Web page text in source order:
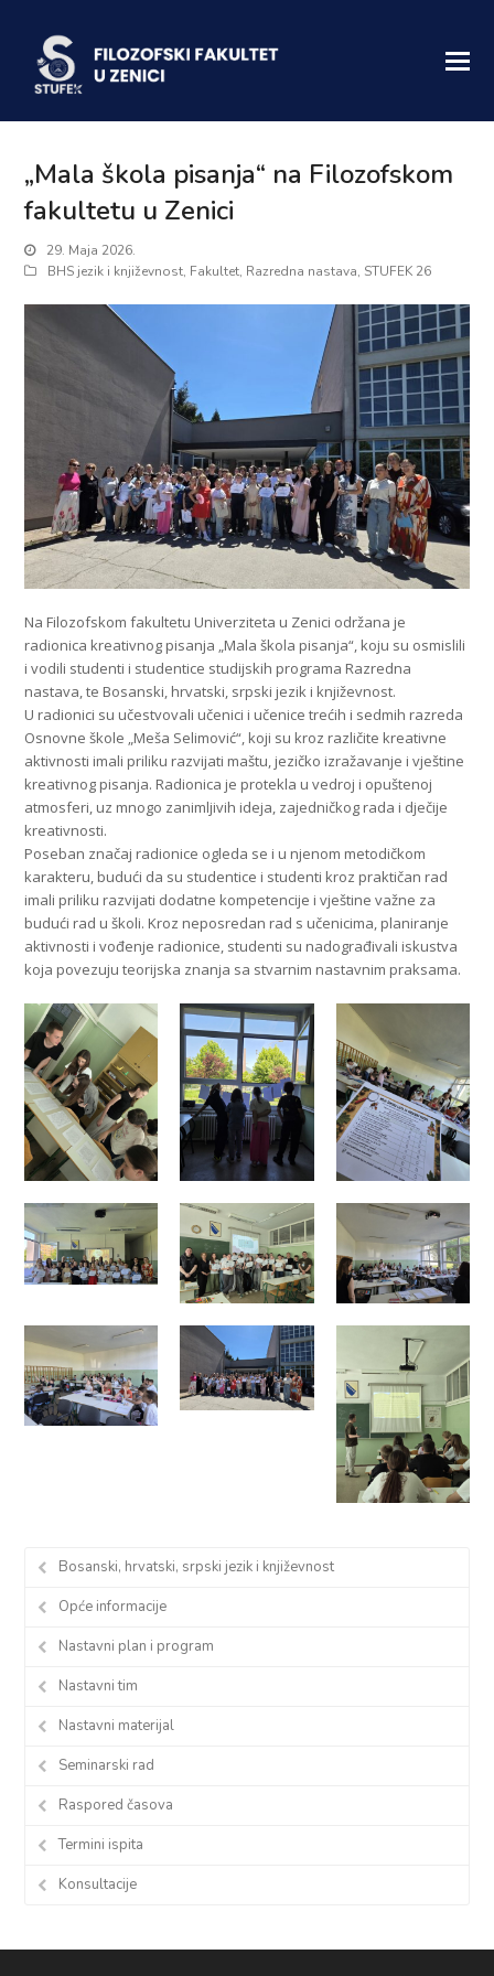
„Mala škola pisanja“ na Filozofskom
fakultetu u Zenici
29. Maja 2026.
BHS jezik i književnost, Fakultet, Razredna nastava, STUFEK 26
Na Filozofskom fakultetu Univerziteta u Zenici održana je
radionica kreativnog pisanja „Mala škola pisanja“, koju su osmislili
i vodili studenti i studentice studijskih programa Razredna
nastava, te Bosanski, hrvatski, srpski jezik i književnost.
U radionici su učestvovali učenici i učenice trećih i sedmih razreda
Osnovne škole „Meša Selimović“, koji su kroz različite kreativne
aktivnosti imali priliku razvijati maštu, jezičko izražavanje i vještine
kreativnog pisanja. Radionica je protekla u vedroj i opuštenoj
atmosferi, uz mnogo zanimljivih ideja, zajedničkog rada i dječije
kreativnosti.
Poseban značaj radionice ogleda se i u njenom metodičkom
karakteru, budući da su studentice i studenti kroz praktičan rad
imali priliku razvijati dodatne kompetencije i vještine važne za
budući rad u školi. Kroz neposredan rad s učenicima, planiranje
aktivnosti i vođenje radionice, studenti su nadograđivali iskustva
koja povezuju teorijska znanja sa stvarnim nastavnim praksama.
Bosanski, hrvatski, srpski jezik i književnost
Opće informacije
Nastavni plan i program
Nastavni tim
Nastavni materijal
Seminarski rad
Raspored časova
Termini ispita
Konsultacije